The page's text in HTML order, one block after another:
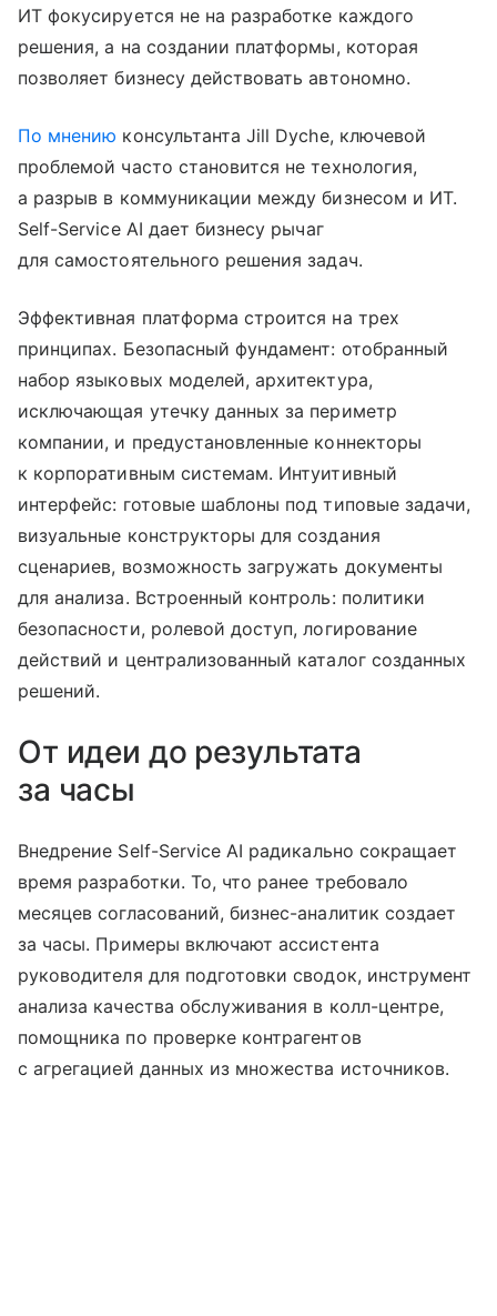
ИТ фокусируется не на разработке каждого
решения, а на создании платформы, которая
позволяет бизнесу действовать автономно.
По мнению консультанта Jill Dyche, ключевой
проблемой часто становится не технология,
а разрыв в коммуникации между бизнесом и ИТ.
Self-Service AI дает бизнесу рычаг
для самостоятельного решения задач.
Эффективная платформа строится на трех
принципах. Безопасный фундамент: отобранный
набор языковых моделей, архитектура,
исключающая утечку данных за периметр
компании, и предустановленные коннекторы
к корпоративным системам. Интуитивный
интерфейс: готовые шаблоны под типовые задачи,
визуальные конструкторы для создания
сценариев, возможность загружать документы
для анализа. Встроенный контроль: политики
безопасности, ролевой доступ, логирование
действий и централизованный каталог созданных
решений.
От идеи до результата
за часы
Внедрение Self-Service AI радикально сокращает
время разработки. То, что ранее требовало
месяцев согласований, бизнес-аналитик создает
за часы. Примеры включают ассистента
руководителя для подготовки сводок, инструмент
анализа качества обслуживания в колл-центре,
помощника по проверке контрагентов
с агрегацией данных из множества источников.